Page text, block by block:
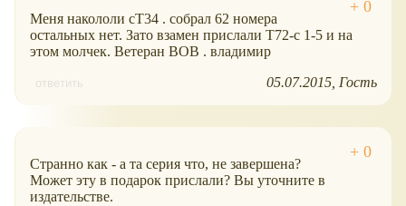
Меня накололи сТ34 . собрал 62 номера
остальных нет. Зато взамен прислали Т72-с 1-5 и на
этом молчек. Ветеран ВОВ . владимир
ответить 05.07.2015 Гость
Странно как - а та серия что, не завершена?
Может эту в подарок прислали? Вы уточните в
издательстве.